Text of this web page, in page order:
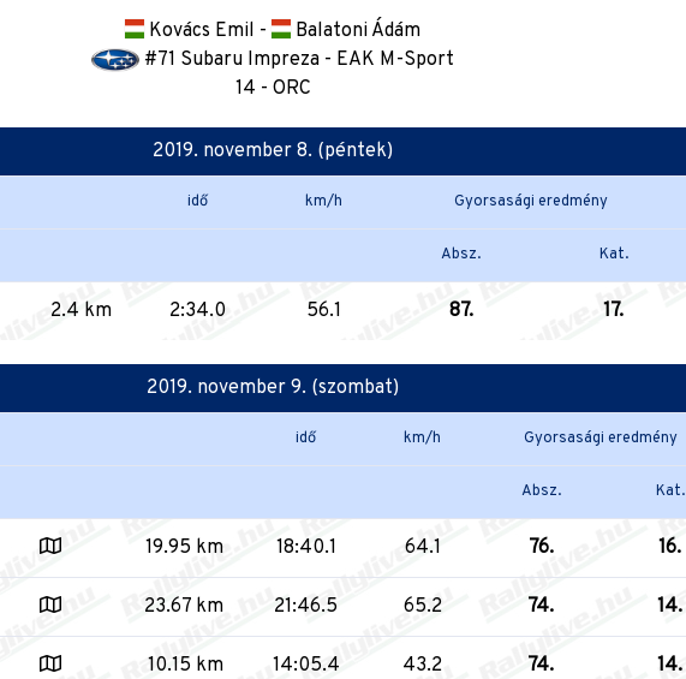
Kovács Emil -
Balatoni Ádám
#71 Subaru Impreza - EAK M-Sport
14 - ORC
2019. november 8. (péntek)
idő km/h Gyorsasági eredmény
Absz. Kat.
2.4 km 2:34.0 56.1 87. 17.
2019. november 9. (szombat)
idő km/h Gyorsasági eredmény
Absz. Kat.
19.95 km 18:40.1 64.1 76. 16.
23.67 km 21:46.5 65.2 74. 14.
10.15 km 14:05.4 43.2 74. 14.